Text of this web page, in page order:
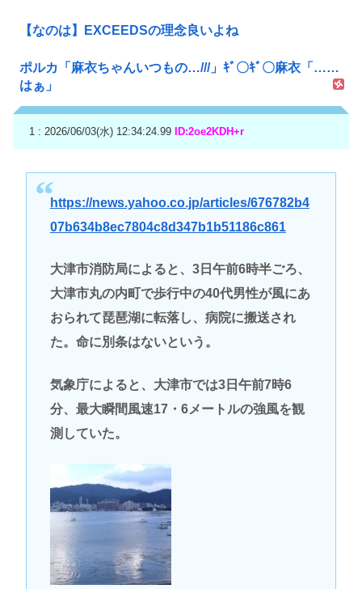
【なのは】EXCEEDSの理念良いよね
ポルカ「麻衣ちゃんいつもの…///」ｷﾞ〇ｷﾞ〇麻衣「……
はぁ」
1 : 2026/06/03(水) 12:34:24.99 ID:2oe2KDH+r
https://news.yahoo.co.jp/articles/676782b4
07b634b8ec7804c8d347b1b51186c861
大津市消防局によると、3日午前6時半ごろ、
大津市丸の内町で歩行中の40代男性が風にあ
おられて琵琶湖に転落し、病院に搬送され
た。命に別条はないという。
気象庁によると、大津市では3日午前7時6
分、最大瞬間風速17・6メートルの強風を観
測していた。